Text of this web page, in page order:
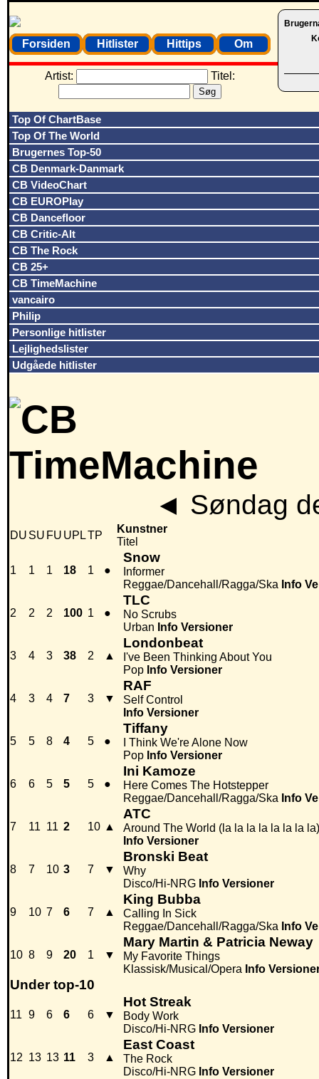
Forsiden Hitlister Hittips Om
Artist: Titel:
Top Of ChartBase
Top Of The World
Brugernes Top-50
CB Denmark-Danmark
CB VideoChart
CB EUROPlay
CB Dancefloor
CB Critic-Alt
CB The Rock
CB 25+
CB TimeMachine
vancairo
Philip
Personlige hitlister
Lejlighedslister
Udgåede hitlister
◄ Søndag
DU SU FU UPLTP
Kunstner
Titel
1 1 1 18 1 ●
Snow
Informer
Reggae/Dancehall/Ragga/Ska Info
2 2 2 100 1 ●
TLC
No Scrubs
Urban Info Versioner
3 4 3 38 2 ▲
Londonbeat
I've Been Thinking About You
Pop Info Versioner
4 3 4 7 3 ▼
RAF
Self Control
Info Versioner
5 5 8 4 5 ●
Tiffany
I Think We're Alone Now
Pop Info Versioner
6 6 5 5 5 ●
Ini Kamoze
Here Comes The Hotstepper
Reggae/Dancehall/Ragga/Ska Info
7 11 11 2 10 ▲
ATC
Around The World (la la la la la la la la)
Info Versioner
8 7 10 3 7 ▼
Bronski Beat
Why
Disco/Hi-NRG Info Versioner
9 10 7 6 7 ▲
King Bubba
Calling In Sick
Reggae/Dancehall/Ragga/Ska Info
10 8 9 20 1 ▼
Mary Martin & Patricia Neway
My Favorite Things
Klassisk/Musical/Opera Info
Under top-10
11 9 6 6 6 ▼
Hot Streak
Body Work
Disco/Hi-NRG Info Versioner
12 13 13 11 3 ▲
East Coast
The Rock
Disco/Hi-NRG Info Versioner